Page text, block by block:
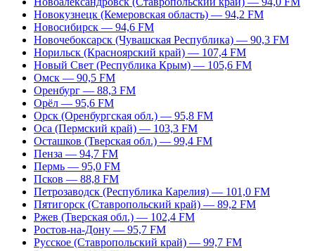
Новокузнецк (Кемеровская область) — 94,2 FM
Новосибирск — 94,6 FM
Новочебоксарск (Чувашская Республика) — 90,3 FM
Норильск (Красноярский край) — 107,4 FM
Новый Свет (Республика Крым) — 105,6 FM
Омск — 90,5 FM
Оренбург — 88,3 FM
Орёл — 95,6 FM
Орск (Оренбургская обл.) — 95,8 FM
Оса (Пермский край) — 103,3 FM
Осташков (Тверская обл.) — 99,4 FM
Пенза — 94,7 FM
Пермь — 95,0 FM
Псков — 88,8 FM
Петрозаводск (Республика Карелия) — 101,0 FM
Пятигорск (Ставропольский край) — 89,2 FM
Ржев (Тверская обл.) — 102,4 FM
Ростов-на-Дону — 95,7 FM
Русское (Ставропольский край) — 99,7 FM